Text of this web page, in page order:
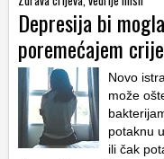
Depresija bi
poremećajem
Novo
može
potaknu
ili čak